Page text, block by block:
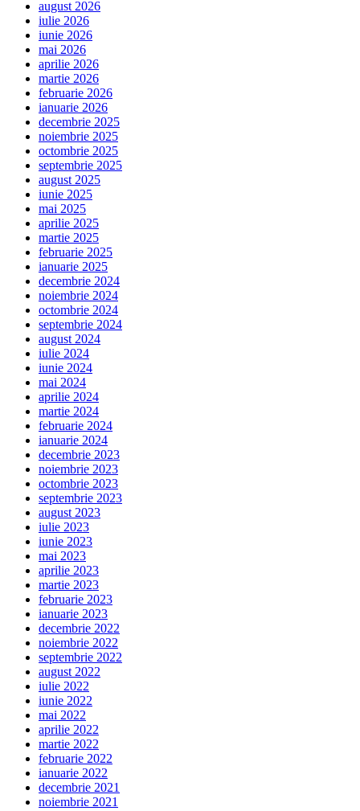
august 2026
iulie 2026
iunie 2026
mai 2026
aprilie 2026
martie 2026
februarie 2026
ianuarie 2026
decembrie 2025
noiembrie 2025
octombrie 2025
septembrie 2025
august 2025
iunie 2025
mai 2025
aprilie 2025
martie 2025
februarie 2025
ianuarie 2025
decembrie 2024
noiembrie 2024
octombrie 2024
septembrie 2024
august 2024
iulie 2024
iunie 2024
mai 2024
aprilie 2024
martie 2024
februarie 2024
ianuarie 2024
decembrie 2023
noiembrie 2023
octombrie 2023
septembrie 2023
august 2023
iulie 2023
iunie 2023
mai 2023
aprilie 2023
martie 2023
februarie 2023
ianuarie 2023
decembrie 2022
noiembrie 2022
septembrie 2022
august 2022
iulie 2022
iunie 2022
mai 2022
aprilie 2022
martie 2022
februarie 2022
ianuarie 2022
decembrie 2021
noiembrie 2021